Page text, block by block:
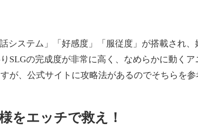
システム」「好感度」「服従度」が搭載され
SLGの完成度が非常に高く、なめらかに動く
が、公式サイトに攻略法があるのでそちらを
エッチで救え！